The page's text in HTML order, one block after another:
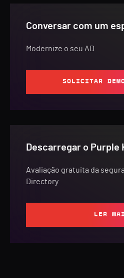
Conversar com um
Modernize o seu AD
SOLICITAR
Descarregar o Purple
Avaliação gratuita da
Directory
LER